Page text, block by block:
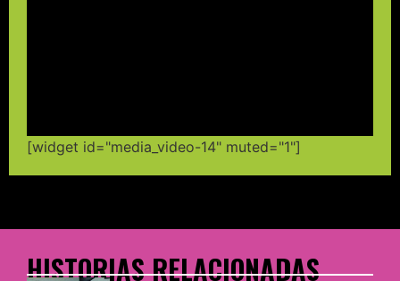
[widget id="media_video-14" muted="1"]
HISTORIAS RELACIONADAS